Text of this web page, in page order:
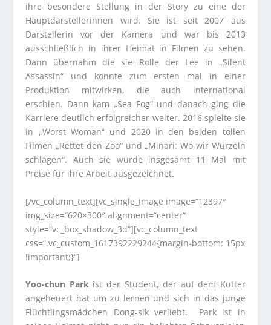
ihre besondere Stellung in der Story zu eine der
Hauptdarstellerinnen wird. Sie ist seit 2007 aus
Darstellerin vor der Kamera und war bis 2013
ausschließlich in ihrer Heimat in Filmen zu sehen.
Dann übernahm die sie Rolle der Lee in „Silent
Assassin“ und konnte zum ersten mal in einer
Produktion mitwirken, die auch international
erschien. Dann kam „Sea Fog“ und danach ging die
Karriere deutlich erfolgreicher weiter. 2016 spielte sie
in „Worst Woman“ und 2020 in den beiden tollen
Filmen „Rettet den Zoo“ und „Minari: Wo wir Wurzeln
schlagen“. Auch sie wurde insgesamt 11 Mal mit
Preise für ihre Arbeit ausgezeichnet.
[/vc_column_text][vc_single_image image=“12397″
img_size=“620×300″ alignment=“center“
style=“vc_box_shadow_3d“][vc_column_text
css=“.vc_custom_1617392229244{margin-bottom: 15px
!important;}“]
Yoo-chun Parkist der Student, der auf dem Kutter
angeheuert hat um zu lernen und sich in das junge
Flüchtlingsmädchen Dong-sik verliebt. Park ist in